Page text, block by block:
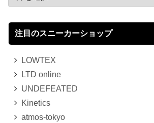
注目のスニーカーショップ
LOWTEX
LTD online
UNDEFEATED
Kinetics
atmos-tokyo